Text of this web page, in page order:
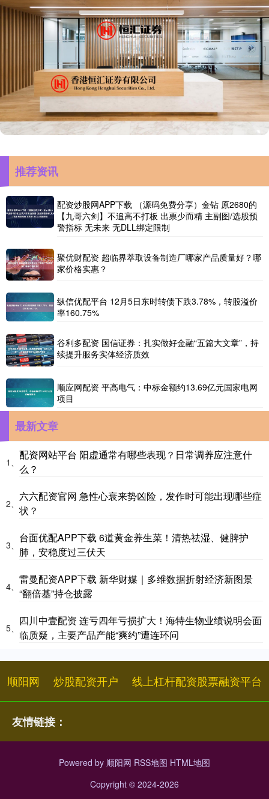
推荐资讯
配资炒股网APP下载 （源码免费分享）金钻 原2680的
【九哥六剑】不追高不打板 出票少而精 主副图/选股预
警指标 无未来 无DLL绑定限制
聚优财配资 超临界萃取设备制造厂哪家产品质量好？哪
家价格实惠？
纵信优配平台 12月5日东时转债下跌3.78%，转股溢价
率160.75%
谷利多配资 国信证券：扎实做好金融“五篇大文章”，持
续提升服务实体经济质效
顺应网配资 平高电气：中标金额约13.69亿元国家电网
项目
最新文章
1、
配资网站平台 阳虚通常有哪些表现？日常调养应注意什
么？
2、
六六配资官网 急性心衰来势凶险，发作时可能出现哪些症
状？
3、
台面优配APP下载 6道黄金养生菜！清热祛湿、健脾护
肺，安稳度过三伏天
4、
雷曼配资APP下载 新华财媒｜多维数据折射经济新图景
“翻倍基”持仓披露
5、
四川中壹配资 连亏四年亏损扩大！海特生物业绩说明会面
临质疑，主要产品产能“爽约”遭连环问
顺阳网 炒股配资开户 线上杠杆配资股票融资平台
友情链接：
Powered by 顺阳网 RSS地图 HTML地图
Copyright © 2024-2026